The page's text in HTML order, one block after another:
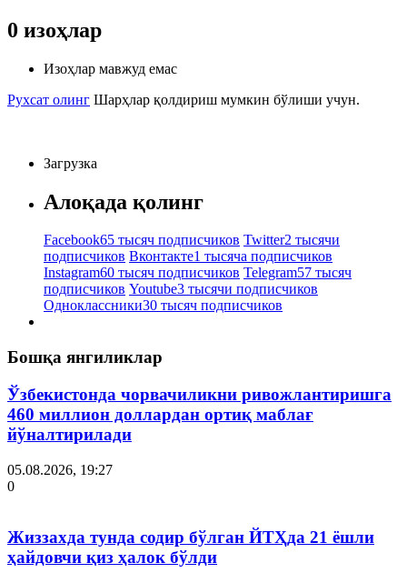
0 изоҳлар
Изоҳлар мавжуд емас
Рухсат олинг Шарҳлар қолдириш мумкин бўлиши учун.
Загрузка
Алоқада қолинг
Facebook65 тысяч подписчиков Twitter2 тысячи
подписчиков Вконтакте1 тысяча подписчиков
Instagram60 тысяч подписчиков Telegram57 тысяч
подписчиков Youtube3 тысячи подписчиков
Одноклассники30 тысяч подписчиков
Бошқа янгиликлар
Ўзбекистонда чорвачиликни ривожлантиришга
460 миллион доллардан ортиқ маблағ
йўналтирилади
05.08.2026, 19:27
0
Жиззахда тунда содир бўлган ЙТҲда 21 ёшли
ҳайдовчи қиз ҳалок бўлди